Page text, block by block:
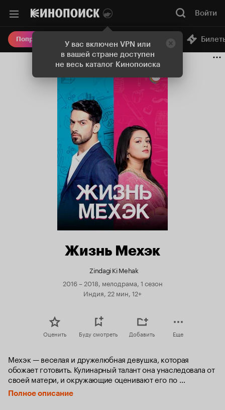
У вас включен VPN или
в вашей стране доступен
не весь каталог Кинопоиска
Войти
Попробовать Плюс Онлайн-кинотеатр
Жизнь Мехэк
Zindagi Ki Mehak
2016 – 2018, мелодрама, 1 сезон
Индия, 22 мин, 12+
Оценить Буду смотреть Добавить Еще
Мехэк — веселая и дружелюбная девушка, которая
обожает готовить. Кулинарный талант она унаследовала от
своей матери, и окружающие оценивают его по
достоинству. Шаурья — богатый ресторатор, который
крайне предвзято относится к представителям более
Полное описание